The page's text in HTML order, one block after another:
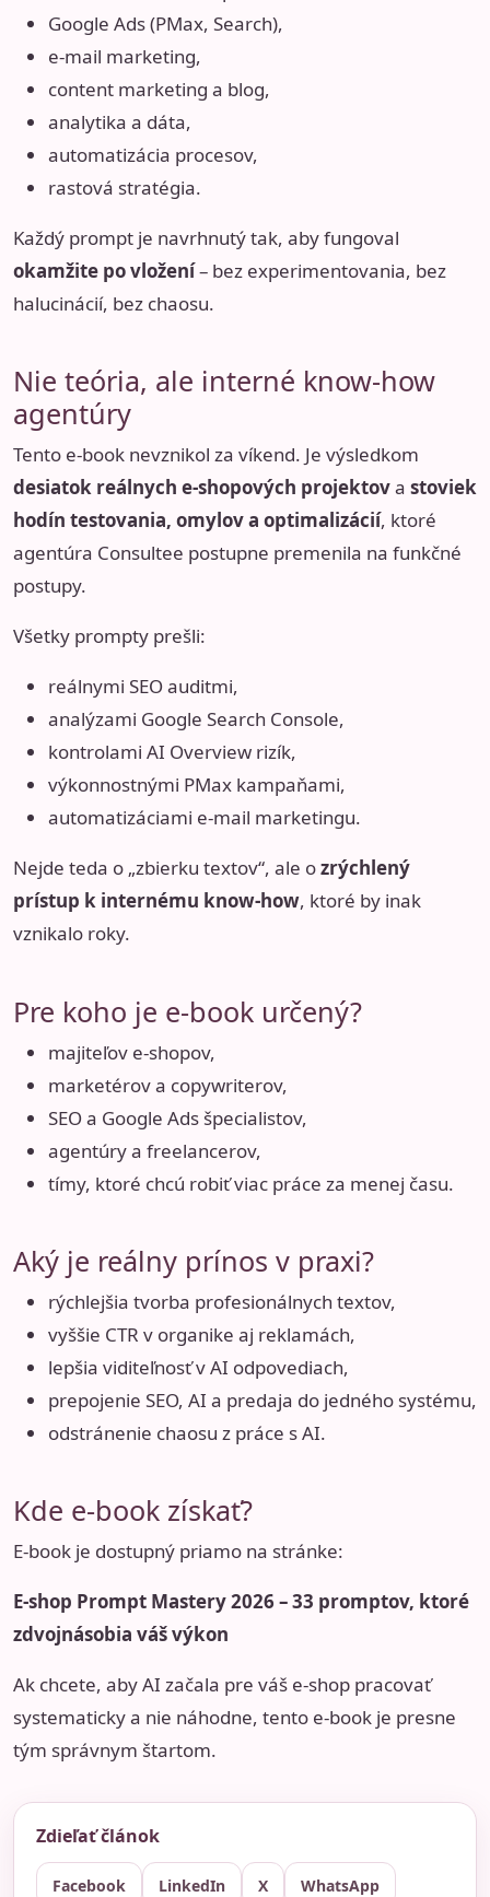
Google Ads (PMax, Search),
e-mail marketing,
content marketing a blog,
analytika a dáta,
automatizácia procesov,
rastová stratégia.
Každý prompt je navrhnutý tak, aby fungoval
okamžite po vložení– bez experimentovania, bez
halucinácií, bez chaosu.
Nie teória, ale interné know-how
agentúry
Tento e-book nevznikol za víkend. Je výsledkom
desiatok reálnych e-shopových projektova stoviek
hodín testovania, omylov a optimalizácií, ktoré
agentúra Consultee postupne premenila na funkčné
postupy.
Všetky prompty prešli:
reálnymi SEO auditmi,
analýzami Google Search Console,
kontrolami AI Overview rizík,
výkonnostnými PMax kampaňami,
automatizáciami e-mail marketingu.
Nejde teda o „zbierku textov“, ale ozrýchlený
prístup k internému know-how, ktoré by inak
vznikalo roky.
Pre koho je e-book určený?
majiteľov e-shopov,
marketérov a copywriterov,
SEO a Google Ads špecialistov,
agentúry a freelancerov,
tímy, ktoré chcú robiť viac práce za menej času.
Aký je reálny prínos v praxi?
rýchlejšia tvorba profesionálnych textov,
vyššie CTR v organike aj reklamách,
lepšia viditeľnosť v AI odpovediach,
prepojenie SEO, AI a predaja do jedného systému,
odstránenie chaosu z práce s AI.
Kde e-book získať?
E-book je dostupný priamo na stránke:
E-shop Prompt Mastery 2026 – 33 promptov, ktoré
zdvojnásobia váš výkon
Ak chcete, aby AI začala pre váš e-shop pracovať
systematicky a nie náhodne, tento e-book je presne
tým správnym štartom.
Zdieľať článok
Facebook LinkedIn X WhatsApp